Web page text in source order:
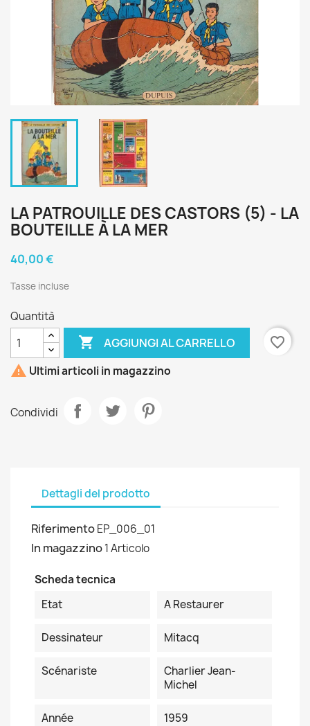
LA PATROUILLE DES CASTORS (5) - LA
BOUTEILLE À LA MER
40,00 €
Tasse incluse
Quantità
 AGGIUNGI AL CARRELLO
favorite_border
 Ultimi articoli in magazzino
Condividi
Dettagli del prodotto
RiferimentoEP_006_01
In magazzino1 Articolo
Scheda tecnica
Etat
A Restaurer
Dessinateur Mitacq
Scénariste
Charlier Jean-
Michel
Année 1959